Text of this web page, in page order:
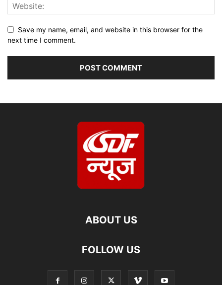
Save my name, email, and website in this browser for the
next time I comment.
ABOUT US
FOLLOW US